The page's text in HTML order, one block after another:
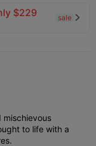
$229
sale 
to life with a